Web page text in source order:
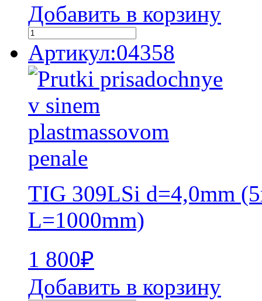
Добавить в корзину
Артикул:04358
TIG 309LSi d=4,0mm
L=1000mm)
1 800₽
Добавить в корзину